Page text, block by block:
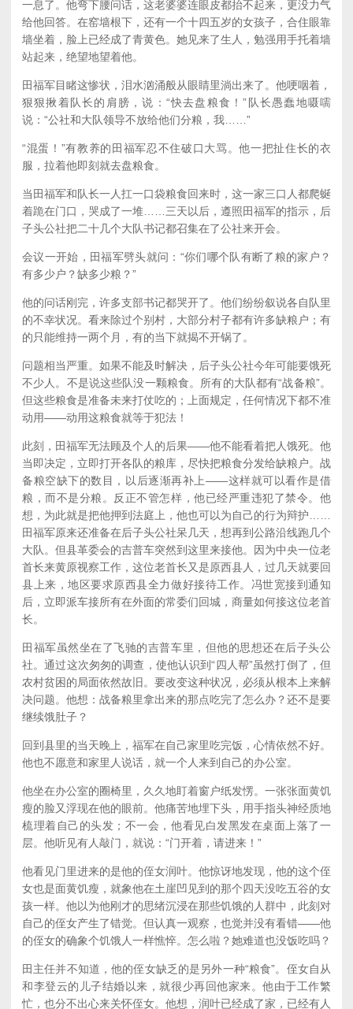
一息了。他弯下腰问话，这老婆婆连眼皮都抬不起来，更没力气
给他回答。在窑墙根下，还有一个十四五岁的女孩子，合住眼靠
墙坐着，脸上已经成了青黄色。她见来了生人，勉强用手托着墙
站起来，绝望地望着他。
田福军目睹这惨状，泪水汹涌般从眼睛里淌出来了。他哽咽着，
狠狠揪着队长的肩膀，说：“快去盘粮食！”队长愚蠢地嗫嚅
说：“公社和大队领导不放给他们分粮，我……”
“混蛋！”有教养的田福军忍不住破口大骂。他一把扯住长的衣
服，拉着他即刻就去盘粮食。
当田福军和队长一人扛一口袋粮食回来时，这一家三口人都爬蜒
着跪在门口，哭成了一堆……三天以后，遵照田福军的指示，后
子头公社把二十几个大队书记都召集在了公社来开会。
会议一开始，田福军劈头就问：“你们哪个队有断了粮的家户？
有多少户？缺多少粮？”
他的问话刚完，许多支部书记都哭开了。他们纷纷叙说各自队里
的不幸状况。看来除过个别村，大部分村子都有许多缺粮户；有
的只能维持一两个月，有的当下就揭不开锅了。
问题相当严重。如果不能及时解决，后子头公社今年可能要饿死
不少人。不是说这些队没一颗粮食。所有的大队都有“战备粮”。
但这些粮食是准备未来打仗吃的；上面规定，任何情况下都不准
动用——动用这粮食就等于犯法！
此刻，田福军无法顾及个人的后果——他不能看着把人饿死。他
当即决定，立即打开各队的粮库，尽快把粮食分发给缺粮户。战
备粮空缺下的数目，以后逐渐再补上——这样就可以看作是借
粮，而不是分粮。反正不管怎样，他已经严重违犯了禁令。他
想，为此就是把他押到法庭上，他也可以为自己的行为辩护……
田福军原来还准备在后子头公社呆几天，想再到公路沿线跑几个
大队。但县革委会的吉普车突然到这里来接他。因为中央一位老
首长来黄原视察工作，这位老首长又是原西县人，过几天就要回
县上来，地区要求原西县全力做好接待工作。冯世宽接到通知
后，立即派车接所有在外面的常委们回城，商量如何接这位老首
长。
田福军虽然坐在了飞驰的吉普车里，但他的思想还在后子头公
社。通过这次匆匆的调查，使他认识到“四人帮”虽然打倒了，但
农村贫困的局面依然故旧。要改变这种状况，必须从根本上来解
决问题。他想：战备粮里拿出来的那点吃完了怎么办？还不是要
继续饿肚子？
回到县里的当天晚上，福军在自己家里吃完饭，心情依然不好。
他也不愿意和家里人说话，就一个人来到自己的办公室。
他坐在办公室的圈椅里，久久地盯着窗户纸发愣。一张张面黄饥
瘦的脸又浮现在他的眼前。他痛苦地埋下头，用手指头神经质地
梳理着自己的头发；不一会，他看见白发黑发在桌面上落了一
层。他听见有人敲门，就说：“门开着，请进来！”
他看见门里进来的是他的侄女润叶。他惊讶地发现，他的这个侄
女也是面黄饥瘦，就象他在土崖凹见到的那个四天没吃五谷的女
孩一样。他以为他刚才的思绪沉浸在那些饥饿的人群中，此刻对
自己的侄女产生了错觉。但认真一观察，也觉并没有看错——他
的侄女的确象个饥饿人一样憔悴。怎么啦？她难道也没饭吃吗？
田主任并不知道，他的侄女缺乏的是另外一种“粮食”。侄女自从
和李登云的儿子结婚以来，就很少再回他家来。他由于工作繁
忙，也分不出心来关怀侄女。他想，润叶已经成了家，已经有人